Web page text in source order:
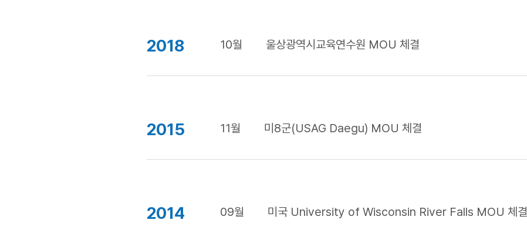
2018 10월 울상광역시교육연수원 MOU 체결
2015 11월 미8군(USAG Daegu) MOU 체결
2014 09월 미국 University of Wisconsin River Falls MOU 체결